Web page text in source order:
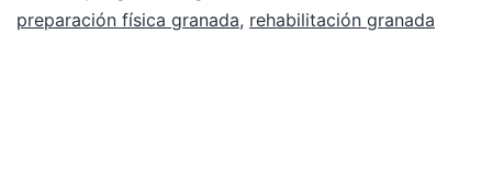
preparación física granada, rehabilitación granada